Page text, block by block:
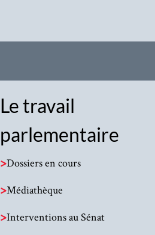
Le travail
parlementaire
>Dossiers en cours
>Médiathèque
>Interventions au Sénat